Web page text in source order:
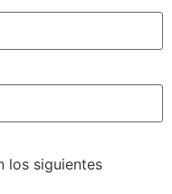
los siguientes